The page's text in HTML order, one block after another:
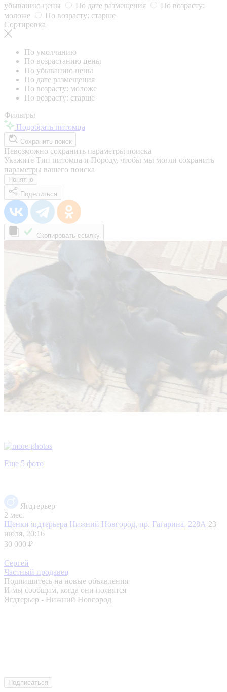
убыванию цены
По дате размещения
По возрасту:
моложе
По возрасту: старше
Сортировка
По умолчанию
По возрастанию цены
По убыванию цены
По дате размещения
По возрасту: моложе
По возрасту: старше
Фильтры
Подобрать питомца
Сохранить поиск
Невозможно сохранить параметры поиска
Укажите Тип питомца и Породу, чтобы мы могли сохранить
параметры вашего поиска
Понятно
Поделиться
Скопировать ссылку
Еще 5 фото
Ягдтерьер
2 мес.
Щенки ягдтерьера Нижний Новгород, пр. Гагарина, 228А 23
июля, 20:16
30 000 ₽
Сергей
Частный продавец
Подпишитесь на новые объявления
И мы сообщим, когда они появятся
Ягдтерьер - Нижний Новгород
Подписаться